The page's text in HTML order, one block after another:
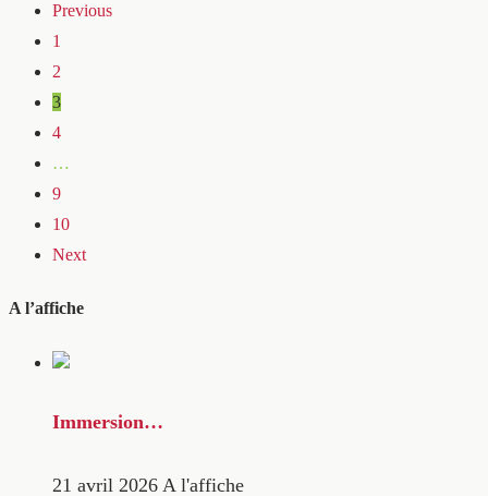
Previous
1
2
3
4
…
9
10
Next
A l’affiche
Immersion…
21 avril 2026 A l'affiche